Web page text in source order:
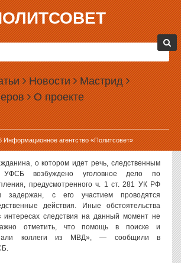
Новости Мастрид
О проекте
Информационное агентство «Политсовет»
О ПОИМКЕ ДИВЕРСАНТА В
ОБЛАСТИ
ФСБ задержала мужчину, которого
диверсии на железной дороге.
мужчина, по версии следствия, собирался
пути на перегоне «Реж -
о котором идет речь, следственным
УФСБ возбуждено уголовное дело по
предусмотренного ч. 1 ст. 281 УК РФ
задержан, с его участием проводятся
действия. Иные обстоятельства
интересах следствия на данный момент не
отметить, что помощь в поиске и
коллеги из МВД», — сообщили в